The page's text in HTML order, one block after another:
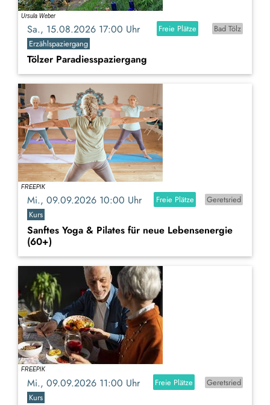
Sa., 15.08.2026 17:00 Uhr Freie Plätze
Bad Tölz
Erzählspaziergang
Tölzer Paradiesspaziergang
Mi., 09.09.2026 10:00 Uhr Freie Plätze
Geretsried
Kurs
Sanftes Yoga & Pilates für neue Lebensenergie
(60+)
Mi., 09.09.2026 11:00 Uhr Freie Plätze
Geretsried
Kurs